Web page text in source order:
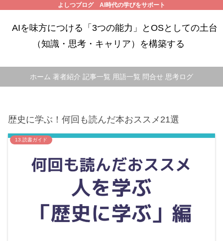
よしつブログ AI時代の学びをサポート
AIを味方につける「3つの能力」とOSとしての土台
（知識・思考・キャリア）を構築する
ホーム 著者紹介 記事一覧 用語一覧 問合せ 思考ログ
歴史に学ぶ！何回も読んだ本おススメ21選
13.読書ガイド